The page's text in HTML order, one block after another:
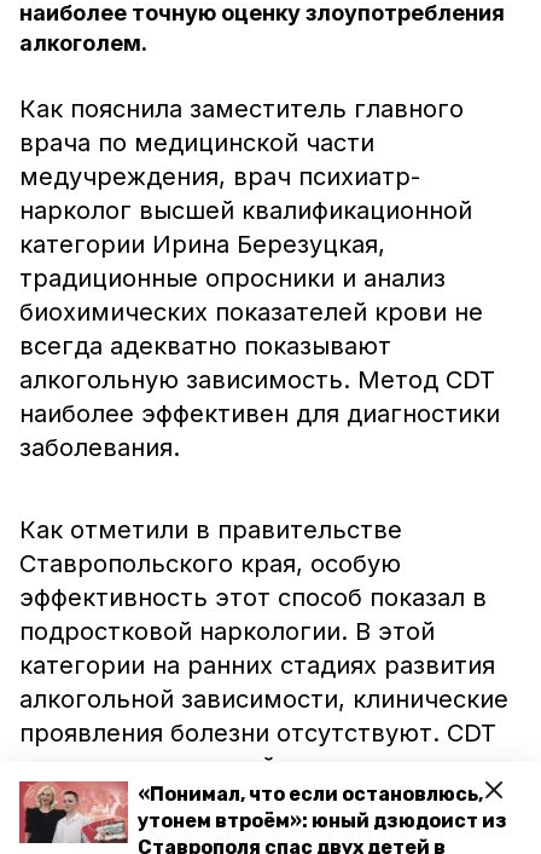
«Понимал, что если остановлюсь,
утонем втроём»: юный дзюдоист из
Ставрополя спас двух детей в
наиболее точную оценку злоупотребления
алкоголем.
Как пояснила заместитель главного
врача по медицинской части
медучреждения, врач психиатр-
нарколог высшей квалификационной
категории Ирина Березуцкая,
традиционные опросники и анализ
биохимических показателей крови не
всегда адекватно показывают
алкогольную зависимость. Метод CDT
наиболее эффективен для диагностики
заболевания.
Как отметили в правительстве
Ставропольского края, особую
эффективность этот способ показал в
подростковой наркологии. В этой
категории на ранних стадиях развития
алкогольной зависимости, клинические
проявления болезни отсутствуют. CDT
позволяет с высокой точностью
установить факт злоупотребления
алкоголем и вовремя начать лечение. С